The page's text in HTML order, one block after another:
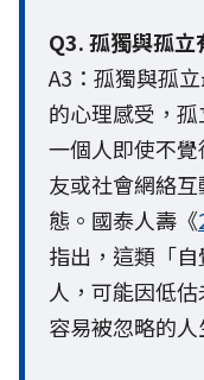
Q3. 孤獨與孤立
A3：孤獨與孤
的心理感受，
一個人即使不
友或社會網絡
態。國泰人壽《
指出，這類「
人，可能因低
容易被忽略的人